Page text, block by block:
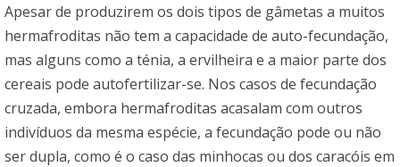
Apesar de produzirem os dois tipos de gâmetas a muitos
hermafroditas não tem a capacidade de auto-fecundação,
mas alguns como a ténia, a ervilheira e a maior parte dos
cereais pode autofertilizar-se. Nos casos de fecundação
cruzada, embora hermafroditas acasalam com outros
indivíduos da mesma espécie, a fecundação pode ou não
ser dupla, como é o caso das minhocas ou dos caracóis em